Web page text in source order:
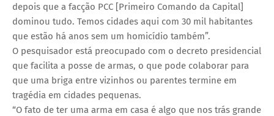
depois que a facção PCC [Primeiro Comando da Capital]
dominou tudo. Temos cidades aqui com 30 mil habitantes
que estão há anos sem um homicídio também”.
O pesquisador está preocupado com o decreto presidencial
que facilita a posse de armas, o que pode colaborar para
que uma briga entre vizinhos ou parentes termine em
tragédia em cidades pequenas.
“O fato de ter uma arma em casa é algo que nos trás grande